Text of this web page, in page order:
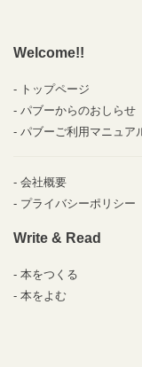
Welcome!!
トップページ
パブーからのおしらせ
パブーご利用マニュア
会社概要
プライバシーポリシー
Write & Read
本をつくる
本をよむ